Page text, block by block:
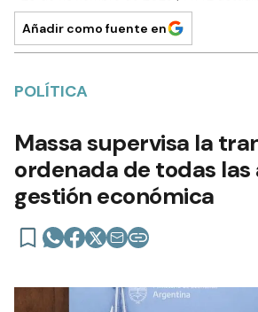
Añadir como fuente en
POLÍTICA
Massa supervisa la
ordenada de todas las
gestión económica